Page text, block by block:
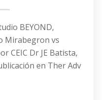
BEYOND,
Mirabegron vs
CEIC Dr JE Batista,
en Ther Adv